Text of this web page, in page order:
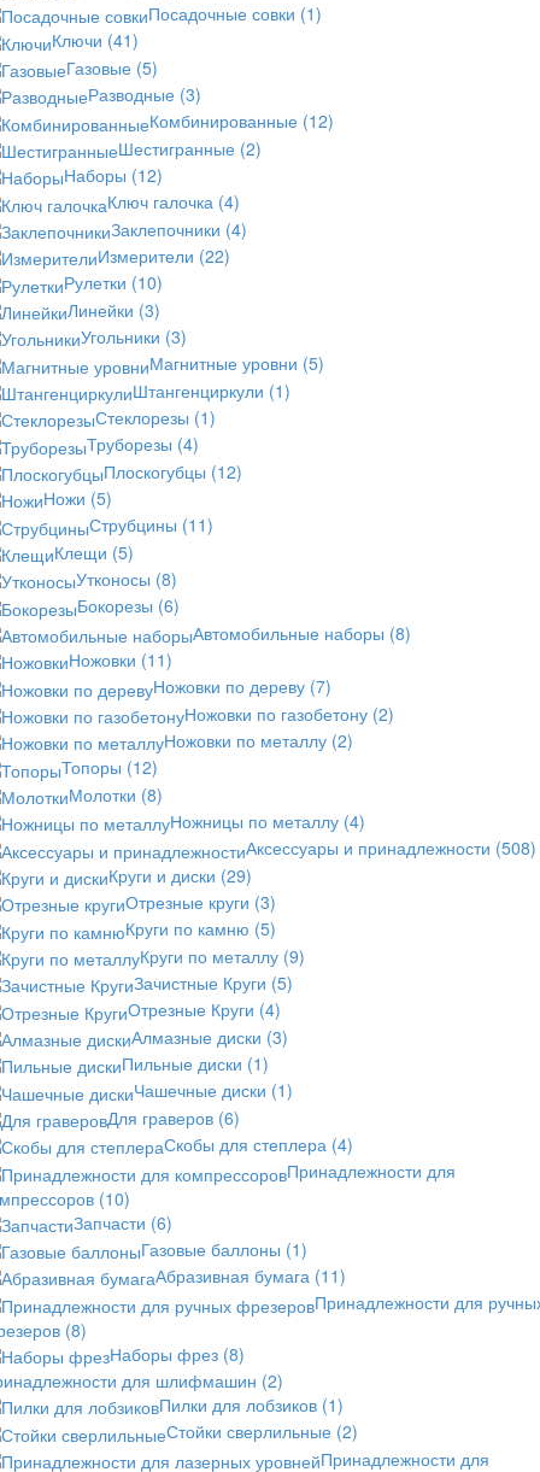
Посадочные совки (1)
Ключи (41)
Газовые (5)
Разводные (3)
Комбинированные (12)
Шестигранные (2)
Наборы (12)
Ключ галочка (4)
Заклепочники (4)
Измерители (22)
Рулетки (10)
Линейки (3)
Угольники (3)
Магнитные уровни (5)
Штангенциркули (1)
Стеклорезы (1)
Труборезы (4)
Плоскогубцы (12)
Ножи (5)
Струбцины (11)
Клещи (5)
Утконосы (8)
Бокорезы (6)
Автомобильные наборы (8)
Ножовки (11)
Ножовки по дереву (7)
Ножовки по газобетону (2)
Ножовки по металлу (2)
Топоры (12)
Молотки (8)
Ножницы по металлу (4)
Аксессуары и принадлежности (508)
Круги и диски (29)
Отрезные круги (3)
Круги по камню (5)
Круги по металлу (9)
Зачистные Круги (5)
Отрезные Круги (4)
Алмазные диски (3)
Пильные диски (1)
Чашечные диски (1)
Для граверов (6)
Скобы для степлера (4)
Принадлежности для
(10)
Запчасти (6)
Газовые баллоны (1)
Абразивная бумага (11)
Принадлежности для
(8)
Наборы фрез (8)
для шлифмашин (2)
Пилки для лобзиков (1)
Стойки сверлильные (2)
Принадлежности для